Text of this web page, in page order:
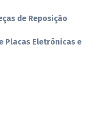
de Reposição
Placas Eletrônicas e